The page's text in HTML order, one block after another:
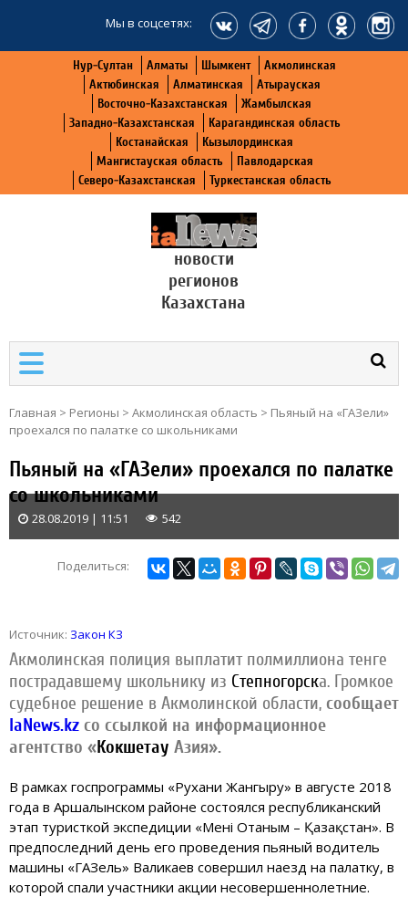
Мы в соцсетях:
Нур-Султан Алматы Шымкент
Акмолинская
Актюбинская
Алматинская
Атырауская
Восточно-Казахстанская
Жамбылская
Западно-Казахстанская
Карагандинская область
Костанайская
Кызылординская
Мангистауская область
Павлодарская
Северо-Казахстанская
Туркестанская область
новости
регионов
Казахстана
Главная > Регионы > Акмолинская область > Пьяный на «ГАЗели»
проехался по палатке со школьниками
Пьяный на «ГАЗели» проехался по палатке
со школьниками
28.08.2019 | 11:51 542
Поделиться:
Источник: Закон КЗ
Акмолинская полиция выплатит полмиллиона тенге
пострадавшему школьнику из Степногорска. Громкое
судебное решение в Акмолинской области, сообщает
IaNews.kz со ссылкой на информационное
агентство «Кокшетау Азия».
В рамках госпрограммы «Рухани Жангыру» в августе 2018
года в Аршалынском районе состоялся республиканский
этап туристкой экспедиции «Менің Отаным – Қазақстан». В
предпоследний день его проведения пьяный водитель
машины «ГАЗель» Валикаев совершил наезд на палатку, в
которой спали участники акции несовершеннолетние.